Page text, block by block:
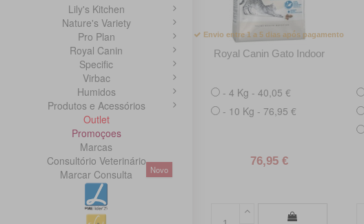
Lily's Kitchen
Nature's Variety
Pro Plan
Royal Canin
Specific
Virbac
Humidos
Produtos e Acessórios
Outlet
Promoçoes
Marcas
Consultório Veterinário
Marcar Consulta
Novo
Envio entre 1 a 5 dias após pagamento
Royal Canin Gato Indoor
- 4 Kg - 40,05 €
- 10 Kg - 76,95 €
76,95 €